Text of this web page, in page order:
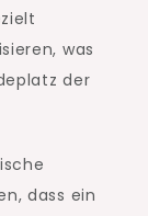
was
der
dass ein